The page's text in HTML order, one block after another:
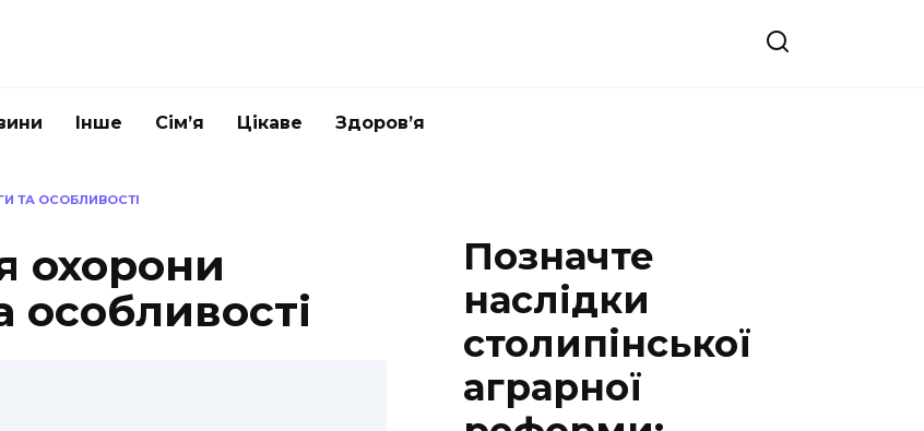
Інше Сім’я Цікаве Здоров’я
ТА ОСОБЛИВОСТІ
охорони
особливості
Позначте
наслідки
столипінської
аграрної